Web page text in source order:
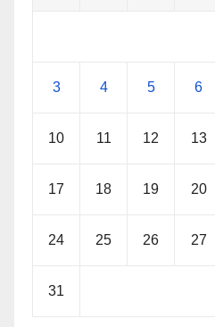
3 4 5 6
10 11 12 13
17 18 19 20
24 25 26 27
31